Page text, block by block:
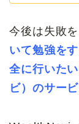
今後は失敗
いて勉強を
全に行いた
ビ）のサー